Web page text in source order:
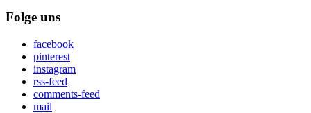
Folge uns
facebook
pinterest
instagram
rss-feed
comments-feed
mail